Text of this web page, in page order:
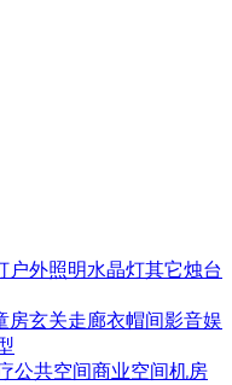
户外照明水晶灯其它烛台
房玄关走廊衣帽间影音娱
公共空间商业空间机房